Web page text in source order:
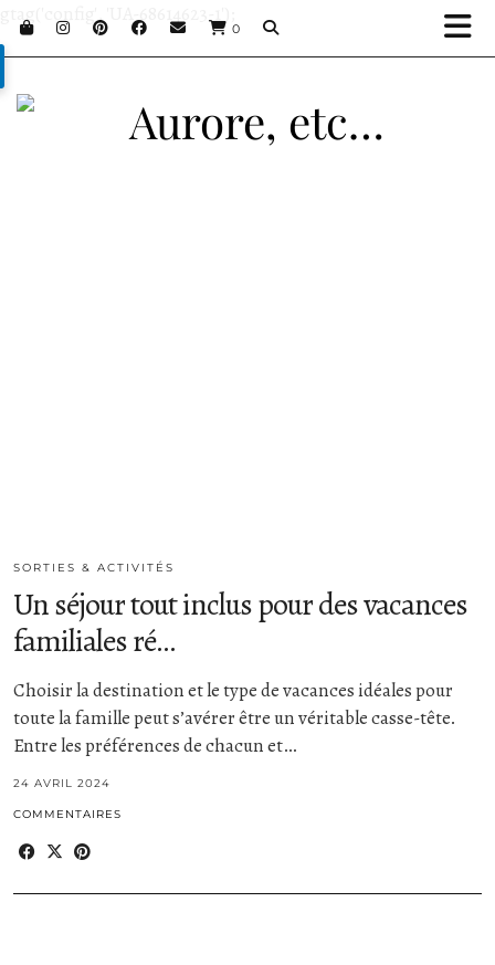
0
gtag('config', 'UA-68614623-1');
SORTIES & ACTIVITÉS
Un séjour tout inclus pour des vacances
familiales ré…
Choisir la destination et le type de vacances idéales pour
toute la famille peut s’avérer être un véritable casse-tête.
Entre les préférences de chacun et…
24 AVRIL 2024
COMMENTAIRES